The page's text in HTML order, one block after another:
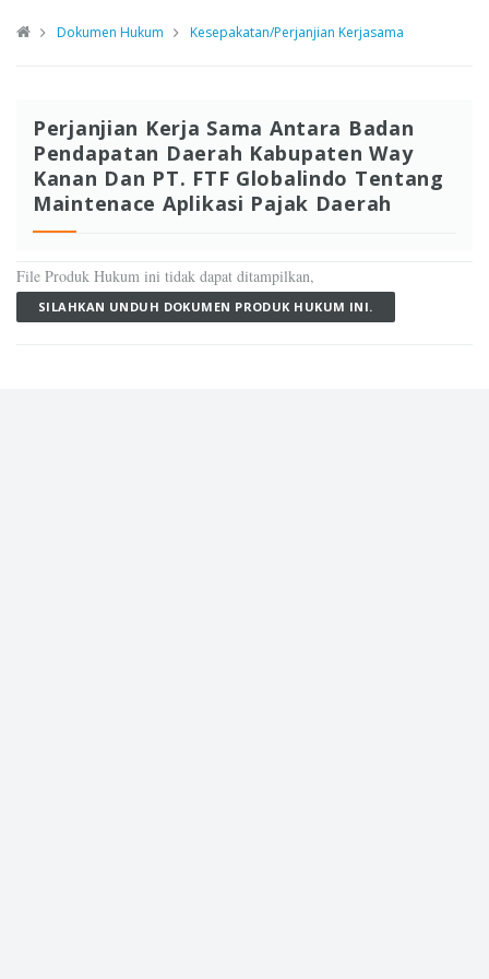
Dokumen Hukum Kesepakatan/Perjanjian Kerjasama
Perjanjian Kerja Sama Antara Badan
Pendapatan Daerah Kabupaten Way
Kanan Dan PT. FTF Globalindo Tentang
Maintenace Aplikasi Pajak Daerah
File Produk Hukum ini tidak dapat ditampilkan,
SILAHKAN UNDUH DOKUMEN PRODUK HUKUM INI.